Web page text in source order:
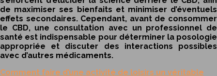
de maximiser ses bienfaits et minimiser d’éventuels
effets secondaires. Cependant, avant de consommer
le CBD, une consultation avec un professionnel de
santé est indispensable pour déterminer la posologie
appropriée et discuter des interactions possibles
avec d’autres médicaments.
Comment faire d’une activité de loisirs un véritable